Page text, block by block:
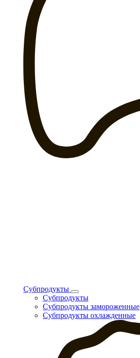
Субпродукты
Субпродукты
Субпродукты замороженные
Субпродукты охлажденные